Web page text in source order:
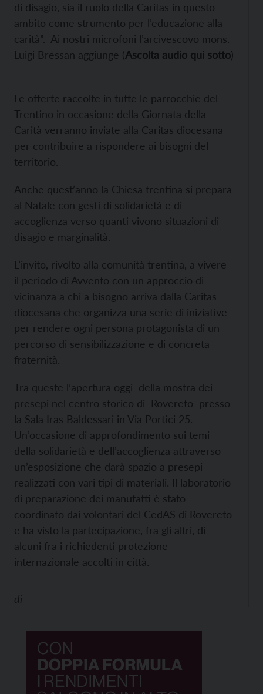
di disagio, sia il ruolo della Caritas in questo
ambito come strumento per l’educazione alla
carità”. Ai nostri microfoni l’arcivescovo mons.
Luigi Bressan aggiunge (Ascolta audio qui sotto)
Le offerte raccolte in tutte le parrocchie del
Trentino in occasione della Giornata della
Carità verranno inviate alla Caritas diocesana
per contribuire a rispondere ai bisogni del
territorio.
Anche quest’anno la Chiesa trentina si prepara
al Natale con gesti di solidarietà e di
accoglienza verso quanti vivono situazioni di
disagio e marginalità.
L’invito, rivolto alla comunità trentina, a vivere
il periodo di Avvento con un approccio di
vicinanza a chi a bisogno arriva dalla Caritas
diocesana che organizza una serie di iniziative
per rendere ogni persona protagonista di un
percorso di sensibilizzazione e di concreta
fraternità.
Tra queste l’apertura oggi della mostra dei
presepi nel centro storico di Rovereto presso
la Sala Iras Baldessari in Via Portici 25.
Un’occasione di approfondimento sui temi
della solidarietà e dell’accoglienza attraverso
un’esposizione che darà spazio a presepi
realizzati con vari tipi di materiali. Il laboratorio
di preparazione dei manufatti è stato
coordinato dai volontari del CedAS di Rovereto
e ha visto la partecipazione, fra gli altri, di
alcuni fra i richiedenti protezione
internazionale accolti in città.
di